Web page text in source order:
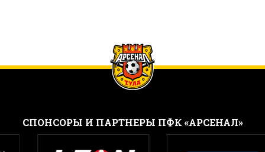
CПОНСОРЫ И ПАРТНЕРЫ ПФК «АРСЕНАЛ»